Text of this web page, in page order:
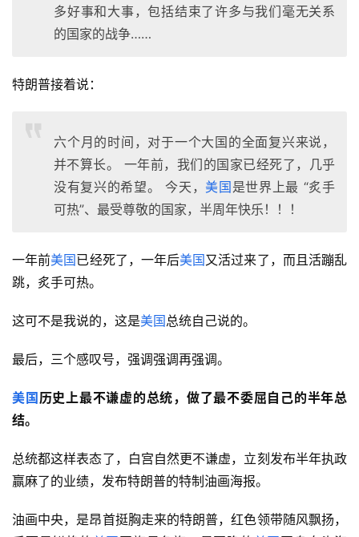
多好事和大事，包括结束了许多与我们毫无关系
的国家的战争……
特朗普接着说：
六个月的时间，对于一个大国的全面复兴来说，
并不算长。 一年前，我们的国家已经死了，几乎
没有复兴的希望。 今天， 美国 是世界上最 “炙手
可热”、最受尊敬的国家，半周年快乐！！！
一年前美国已经死了，一年后美国又活过来了，而且活蹦乱
跳，炙手可热。
这可不是我说的，这是美国总统自己说的。
最后，三个感叹号，强调强调再强调。
美国 历史上最不谦虚的总统，做了最不委屈自己的半年总
结。
总统都这样表态了，白宫自然更不谦虚，立刻发布半年执政
赢麻了的业绩，发布特朗普的特制油画海报。
油画中央，是昂首挺胸走来的特朗普，红色领带随风飘扬，